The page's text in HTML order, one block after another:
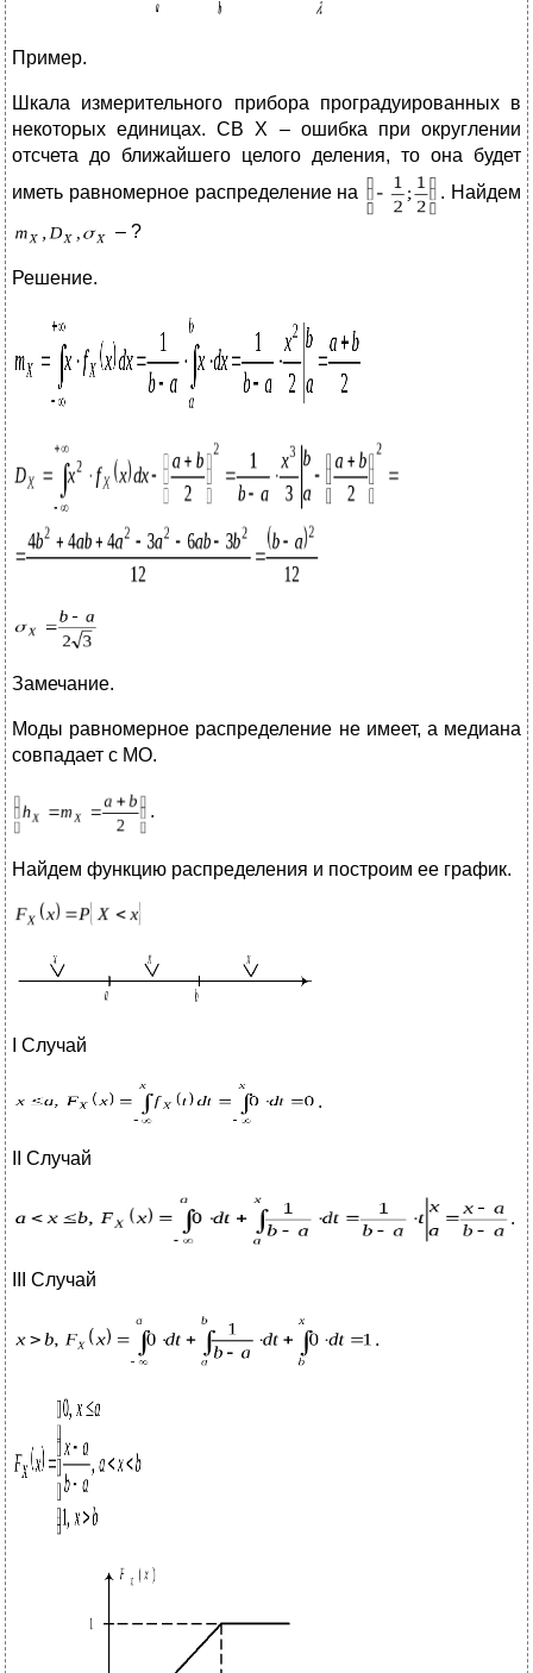
Пример.
Шкала измерительного прибора проградуированных в
некоторых единицах. СВ Х – ошибка при округлении
отсчета до ближайшего целого деления, то она будет
иметь равномерное распределение на
. Найдем
– ?
Решение.
Замечание.
Моды равномерное распределение не имеет, а медиана
совпадает с МО.
.
Найдем функцию распределения и построим ее график.
I Случай
.
II Случай
.
III Случай
.